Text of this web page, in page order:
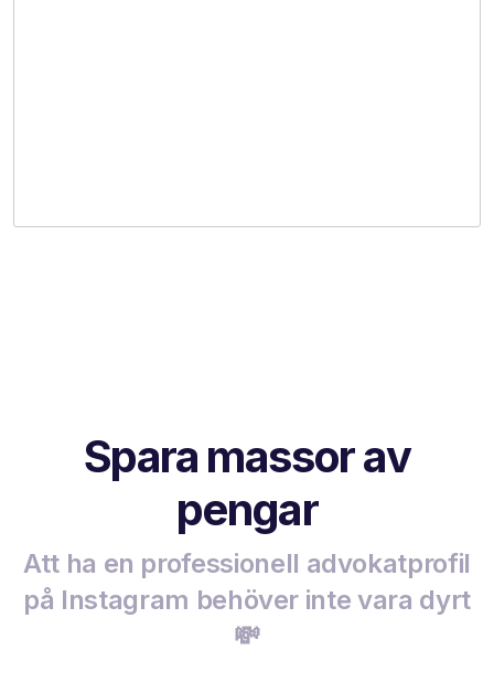
Spara massor av
pengar
Att ha en professionell advokatprofil
på Instagram behöver inte vara dyrt
💸